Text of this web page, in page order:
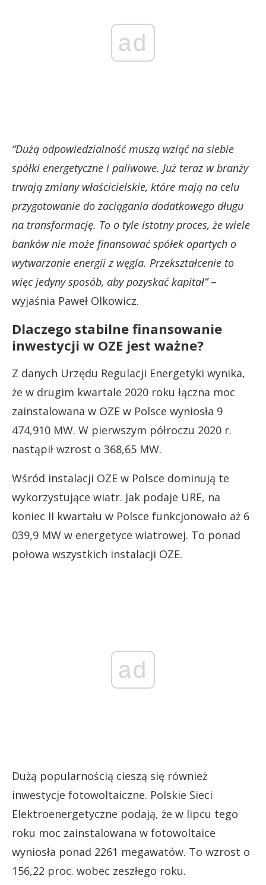
ad
“Dużą odpowiedzialność muszą wziąć na siebie
spółki energetyczne i paliwowe. Już teraz w branży
trwają zmiany właścicielskie, które mają na celu
przygotowanie do zaciągania dodatkowego długu
na transformację. To o tyle istotny proces, że wiele
banków nie może finansować spółek opartych o
wytwarzanie energii z węgla. Przekształcenie to
więc jedyny sposób, aby pozyskać kapitał”–
wyjaśnia Paweł Olkowicz.
Dlaczego stabilne finansowanie
inwestycji w OZE jest ważne?
Z danych Urzędu Regulacji Energetyki wynika,
że w drugim kwartale 2020 roku łączna moc
zainstalowana w OZE w Polsce wyniosła 9
474,910 MW. W pierwszym półroczu 2020 r.
nastąpił wzrost o 368,65 MW.
Wśród instalacji OZE w Polsce dominują te
wykorzystujące wiatr. Jak podaje URE, na
koniec II kwartału w Polsce funkcjonowało aż 6
039,9 MW w energetyce wiatrowej. To ponad
połowa wszystkich instalacji OZE.
ad
Dużą popularnością cieszą się również
inwestycje fotowoltaiczne. Polskie Sieci
Elektroenergetyczne podają, że w lipcu tego
roku moc zainstalowana w fotowoltaice
wyniosła ponad 2261 megawatów. To wzrost o
156,22 proc. wobec zeszłego roku.